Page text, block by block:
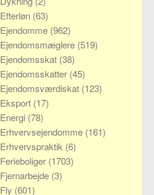
Efterløn (63)
Ejendomme (962)
Ejendomsmæglere (519)
Ejendomsskat (38)
Ejendomsskatter (45)
Ejendomsværdiskat (123)
Eksport (17)
Energi (78)
Erhvervsejendomme (161)
Erhvervspraktik (6)
Ferieboliger (1703)
Fjernarbejde (3)
Fly (601)